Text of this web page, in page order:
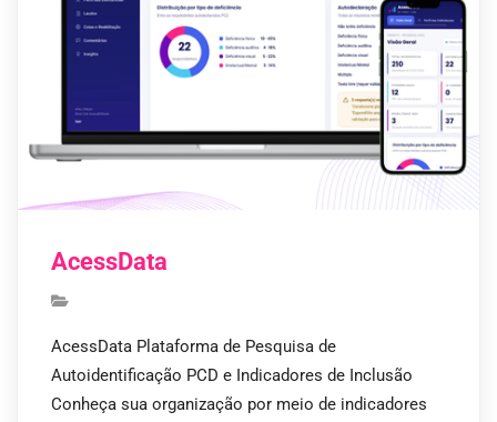
AcessData
AcessData Plataforma de Pesquisa de
Autoidentificação PCD e Indicadores de Inclusão
Conheça sua organização por meio de indicadores